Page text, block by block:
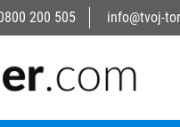
200 505 info@tvoj-